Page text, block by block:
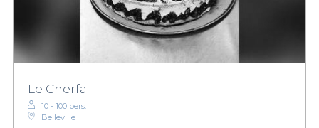
Le Cherfa
10 - 100 pers.
Belleville